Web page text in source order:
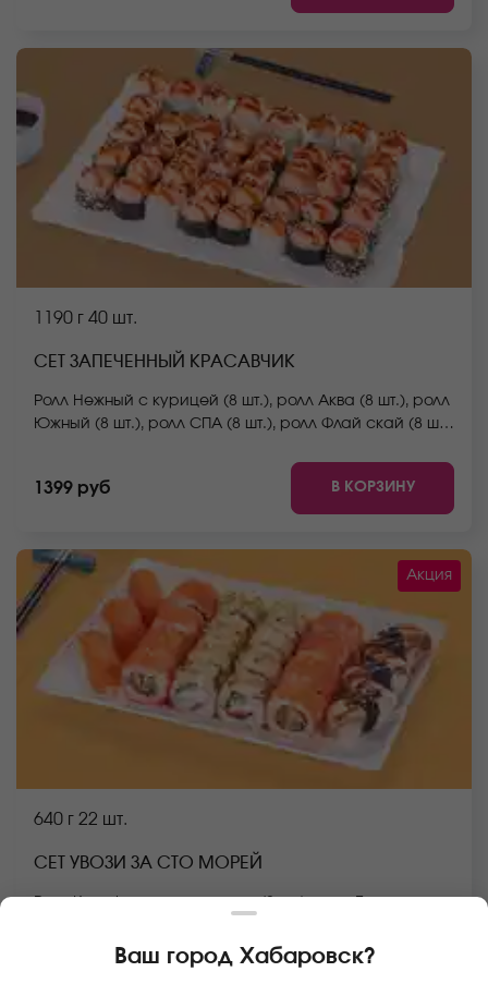
Они не входят в стоимость заказа. *Внешний вид
1190 г 40 шт.
СЕТ ЗАПЕЧЕННЫЙ КРАСАВЧИК
Ролл Нежный с курицей (8 шт.), ролл Аква (8 шт.), ролл
Южный (8 шт.), ролл СПА (8 шт.), ролл Флай скай (8 шт.)
соус. Они не входят в стоимость заказа. *Внешний
вид блюда может отличаться от фото на сайте.
1399 руб В КОРЗИНУ
Акция
640 г 22 шт.
СЕТ УВОЗИ ЗА СТО МОРЕЙ
угрем (3 шт.) *Не забудьте заказать имбирь, васаби и
соевый соус. Они не входят в стоимость заказа.
Ваш город Хабаровск?